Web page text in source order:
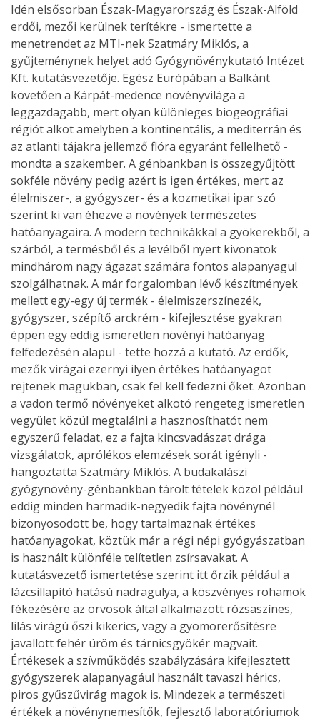
Idén elsősorban Észak-Magyarország és Észak-Alföld
erdői, mezői kerülnek terítékre - ismertette a
menetrendet az MTI-nek Szatmáry Miklós, a
gyűjteménynek helyet adó Gyógynövénykutató Intézet
Kft. kutatásvezetője. Egész Európában a Balkánt
követően a Kárpát-medence növényvilága a
leggazdagabb, mert olyan különleges biogeográfiai
régiót alkot amelyben a kontinentális, a mediterrán és
az atlanti tájakra jellemző flóra egyaránt fellelhető -
mondta a szakember. A génbankban is összegyűjtött
sokféle növény pedig azért is igen értékes, mert az
élelmiszer-, a gyógyszer- és a kozmetikai ipar szó
szerint ki van éhezve a növények természetes
hatóanyagaira. A modern technikákkal a gyökerekből, a
szárból, a termésből és a levélből nyert kivonatok
mindhárom nagy ágazat számára fontos alapanyagul
szolgálhatnak. A már forgalomban lévő készítmények
mellett egy-egy új termék - élelmiszerszínezék,
gyógyszer, szépítő arckrém - kifejlesztése gyakran
éppen egy eddig ismeretlen növényi hatóanyag
felfedezésén alapul - tette hozzá a kutató. Az erdők,
mezők virágai ezernyi ilyen értékes hatóanyagot
rejtenek magukban, csak fel kell fedezni őket. Azonban
a vadon termő növényeket alkotó rengeteg ismeretlen
vegyület közül megtalálni a hasznosíthatót nem
egyszerű feladat, ez a fajta kincsvadászat drága
vizsgálatok, aprólékos elemzések sorát igényli -
hangoztatta Szatmáry Miklós. A budakalászi
gyógynövény-génbankban tárolt tételek közöl például
eddig minden harmadik-negyedik fajta növénynél
bizonyosodott be, hogy tartalmaznak értékes
hatóanyagokat, köztük már a régi népi gyógyászatban
is használt különféle telítetlen zsírsavakat. A
kutatásvezető ismertetése szerint itt őrzik például a
lázcsillapító hatású nadragulya, a köszvényes rohamok
fékezésére az orvosok által alkalmazott rózsaszínes,
lilás virágú őszi kikerics, vagy a gyomorerősítésre
javallott fehér üröm és tárnicsgyökér magvait.
Értékesek a szívműködés szabályzására kifejlesztett
gyógyszerek alapanyagául használt tavaszi hérics,
piros gyűszűvirág magok is. Mindezek a természeti
értékek a növénynemesítők, fejlesztő laboratóriumok